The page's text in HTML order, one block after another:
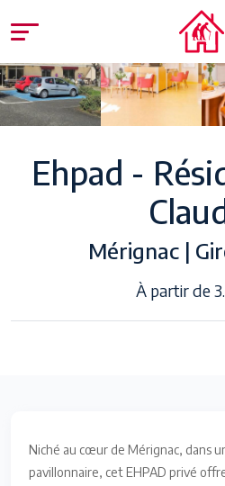
Ehpad -
Mérignac |
À partir de
Niché au cœur de Mérignac, dans
pavillonnaire, cet EHPAD privé